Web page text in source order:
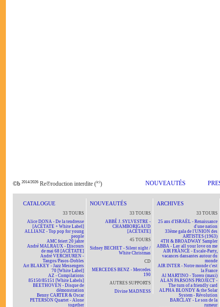
©b 2014/2026 Re℗roduction interdite (ici) NOUVEAUTÉS
CATALOGUE
33 TOURS
Alice DONA - De la tendresse
[ACÉTATE + White Label]
ALLIANZ - Top pop for young
people
AMC feiert 20 jahre
André MALRAUX - Discours
de mai 68 [ACÉTATE]
André VERCHUREN -
Tangos/Pasos-Dobles
Art BLAKEY - Jazz Messengers
70 [White Label]
AZ - Compilations
85150/85151 [White Labels]
BEETHOVEN - Disque de
démonstration
Benny CARTER & Oscar
PETERSON Quartet - Alone
together
NOUVEAUTÉS
33 TOURS
ABBÉ J. SYLVESTRE -
CHAMBORIGAUD
[ACÉTATE]
45 TOURS
Sidney BECHET - Silent night /
White Christmas
CD
MERCEDES BENZ - Mercedes
190
AUTRES SUPPORTS
Divine MADNESS
ARCHIVES
33 TOURS
25 ans d'ISRAËL - Renaissance
d'une nation
33ème gala de l'UNION des
ARTISTES (1963)
4TH & BROADWAY Sampler
ABBA - Lay all your love on me
AIR FRANCE - Escale-Party,
vacances dansantes autour du
monde
AIR INTER - Notre monde c'est
la France
Al MARTINO - Torero (maxi)
ALAN PARSONS PROJECT -
The turn of a friendly card
ALPHA BLONDY & the Solar
System - Révolution
BARCLAY - Le son de la
rumeur